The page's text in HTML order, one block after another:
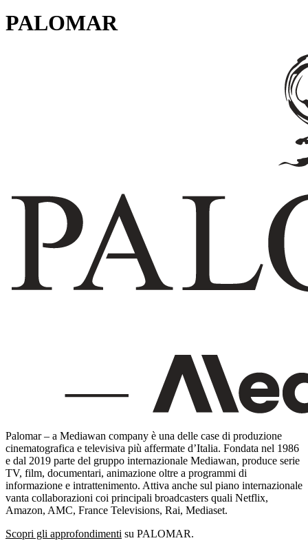
PALOMAR
Palomar – a Mediawan company è una delle case di produzione
cinematografica e televisiva più affermate d’Italia. Fondata nel 1986
e dal 2019 parte del gruppo internazionale Mediawan, produce serie
TV, film, documentari, animazione oltre a programmi di
informazione e intrattenimento. Attiva anche sul piano internazionale
vanta collaborazioni coi principali broadcasters quali Netflix,
Amazon, AMC, France Televisions, Rai, Mediaset.
Scopri gli approfondimenti su PALOMAR.